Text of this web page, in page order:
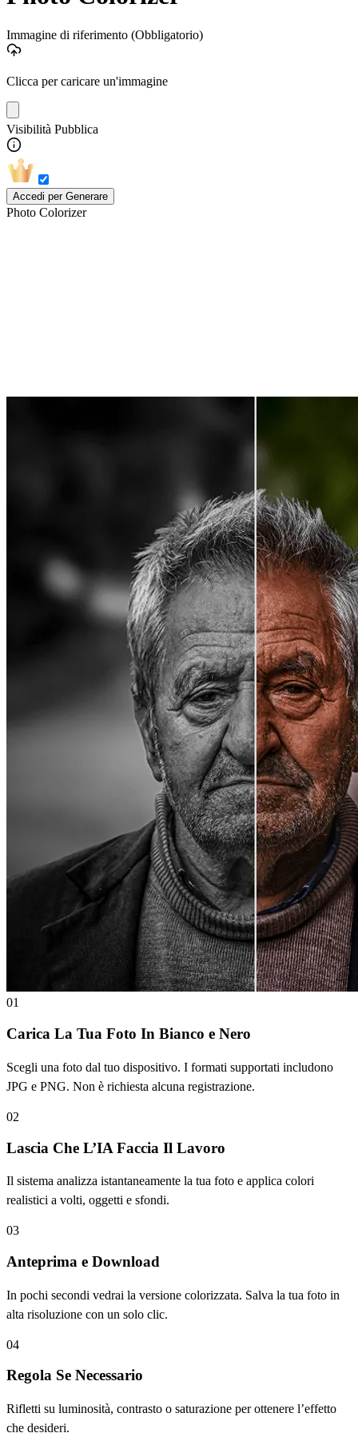
Immagine di riferimento (Obbligatorio)
Clicca per caricare un'immagine
Visibilità Pubblica
Accedi per Generare
Photo Colorizer
01
Carica La Tua Foto In Bianco e Nero
Scegli una foto dal tuo dispositivo. I formati supportati includono
JPG e PNG. Non è richiesta alcuna registrazione.
02
Lascia Che L’IA Faccia Il Lavoro
Il sistema analizza istantaneamente la tua foto e applica colori
realistici a volti, oggetti e sfondi.
03
Anteprima e Download
In pochi secondi vedrai la versione colorizzata. Salva la tua foto in
alta risoluzione con un solo clic.
04
Regola Se Necessario
Rifletti su luminosità, contrasto o saturazione per ottenere l’effetto
che desideri.